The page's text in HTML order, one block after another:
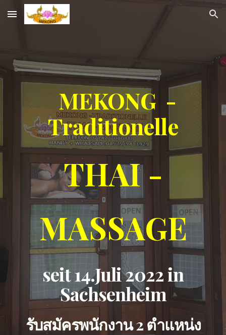
Skip to main content Skip to navigation
MEKONG -
Traditionelle
THAI -
MASSAGE
seit 14.Juli 2022in
Sachsenheim
รับสมัครพนักงาน 2 ตำแหน่ง